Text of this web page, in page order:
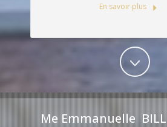
En savoir plus
Me Emmanuelle